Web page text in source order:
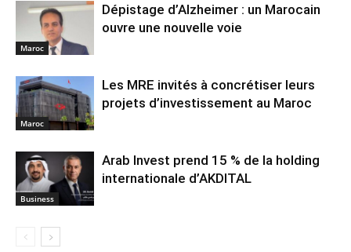
Maroc
Dépistage d’Alzheimer : un Marocain
ouvre une nouvelle voie
Maroc
Les MRE invités à concrétiser leurs
projets d’investissement au Maroc
Business
Arab Invest prend 15 % de la holding
internationale d’AKDITAL